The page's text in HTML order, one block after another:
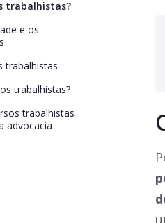
trabalhistas?
e os
trabalhistas
trabalhistas?
trabalhistas
advocacia